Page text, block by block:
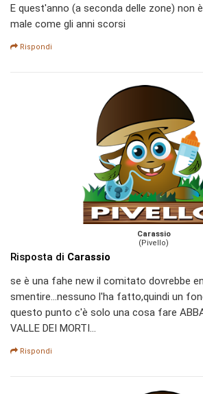
E quest'anno (a seconda delle zone) non
male come gli anni scorsi
Rispondi
Carassio
(Pivello)
Risposta di Carassio
se è una fahe new il comitato dovrebbe
smentire...nessuno l'ha fatto,quindi un
questo punto c'è solo una cosa fare
VALLE DEI MORTI...
Rispondi